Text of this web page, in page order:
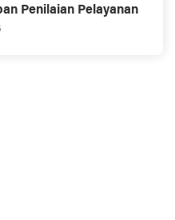
Penilaian Pelayanan